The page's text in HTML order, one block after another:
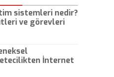
sistemleri nedir?
ve görevleri
İnternet